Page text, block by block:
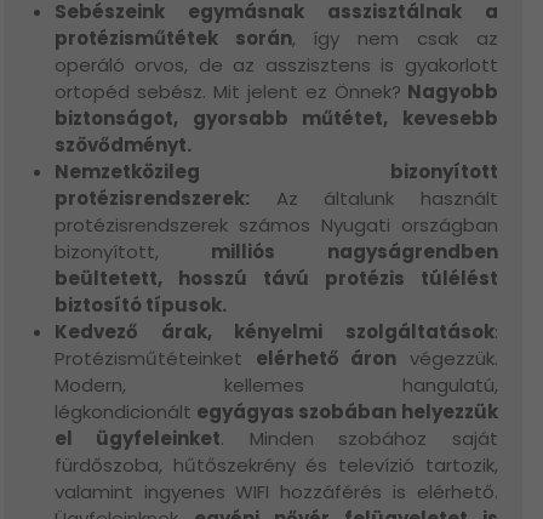
Sebészeink egymásnak asszisztálnak a
protézisműtétek során, így nem csak az
operáló orvos, de az asszisztens is gyakorlott
ortopéd sebész. Mit jelent ez Önnek? Nagyobb
biztonságot, gyorsabb műtétet, kevesebb
szövődményt.
Nemzetközileg bizonyított
protézisrendszerek: Az általunk használt
protézisrendszerek számos Nyugati országban
bizonyított, milliós nagyságrendben
beültetett, hosszú távú protézis túlélést
biztosító típusok.
Kedvező árak, kényelmi szolgáltatások:
Protézisműtéteinket elérhető áron végezzük.
Modern, kellemes hangulatú,
légkondicionált egyágyas szobában helyezzük
el ügyfeleinket. Minden szobához saját
fürdőszoba, hűtőszekrény és televízió tartozik,
valamint ingyenes WIFI hozzáférés is elérhető.